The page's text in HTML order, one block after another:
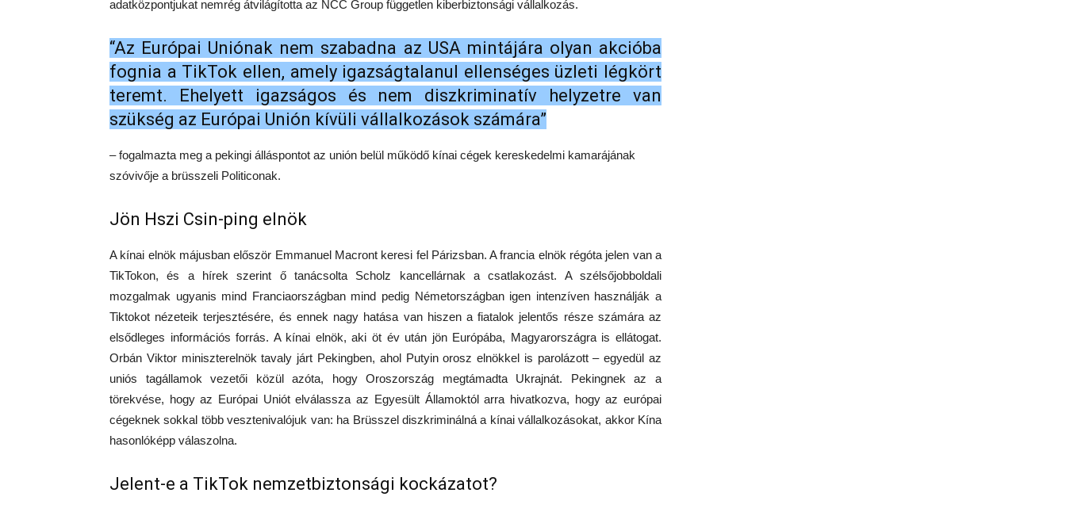
adatközpontjukat nemrég átvilágította az NCC Group független kiberbiztonsági vállalkozás.
“Az Európai Uniónak nem szabadna az USA mintájára olyan akcióba
fognia a TikTok ellen, amely igazságtalanul ellenséges üzleti légkört
teremt. Ehelyett igazságos és nem diszkriminatív helyzetre van
szükség az Európai Unión kívüli vállalkozások számára”
– fogalmazta meg a pekingi álláspontot az unión belül működő kínai cégek kereskedelmi kamarájának
szóvivője a brüsszeli Politiconak.
Jön Hszi Csin-ping elnök
A kínai elnök májusban először Emmanuel Macront keresi fel Párizsban. A francia elnök régóta jelen van a
TikTokon, és a hírek szerint ő tanácsolta Scholz kancellárnak a csatlakozást. A szélsőjobboldali
mozgalmak ugyanis mind Franciaországban mind pedig Németországban igen intenzíven használják a
Tiktokot nézeteik terjesztésére, és ennek nagy hatása van hiszen a fiatalok jelentős része számára az
elsődleges információs forrás. A kínai elnök, aki öt év után jön Európába, Magyarországra is ellátogat.
Orbán Viktor miniszterelnök tavaly járt Pekingben, ahol Putyin orosz elnökkel is parolázott – egyedül az
uniós tagállamok vezetői közül azóta, hogy Oroszország megtámadta Ukrajnát. Pekingnek az a
törekvése, hogy az Európai Uniót elválassza az Egyesült Államoktól arra hivatkozva, hogy az európai
cégeknek sokkal több vesztenivalójuk van: ha Brüsszel diszkriminálná a kínai vállalkozásokat, akkor Kína
hasonlóképp válaszolna.
Jelent-e a TikTok nemzetbiztonsági kockázatot?